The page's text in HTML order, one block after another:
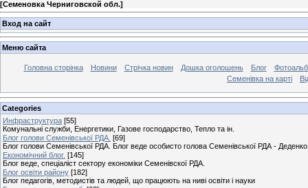
[Семеновка Черниговской обл.]
Вход на сайт
Меню сайта
Головна сторінка Новини Стрічка новин Дошка оголошень Блог
Семенівка на карті
Categories
Инфраструктура [55]
Комунальні служби, Енергетики, Газове господарство, Тепло та ін.
Блог голови Семенівської РДА. [69]
Блог голови Семенівської РДА. Блог веде особисто голова Семенівської РДА -
Економічний блог. [145]
Блог веде, спеціаліст сектору економіки Семенівскої РДА.
Блог освіти району [182]
Блог педагогів, методистів та людей, що працюють на ниві освіти і науки